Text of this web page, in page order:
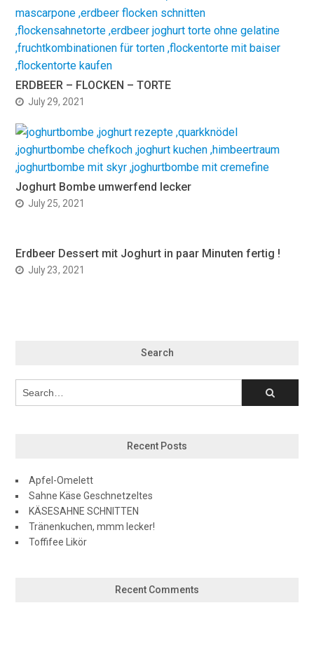
ERDBEER – FLOCKEN – TORTE
July 29, 2021
Joghurt Bombe umwerfend lecker
July 25, 2021
Erdbeer Dessert mit Joghurt in paar Minuten fertig !
July 23, 2021
Search
Recent Posts
Apfel-Omelett
Sahne Käse Geschnetzeltes
KÄSESAHNE SCHNITTEN
Tränenkuchen, mmm lecker!
Toffifee Likör
Recent Comments